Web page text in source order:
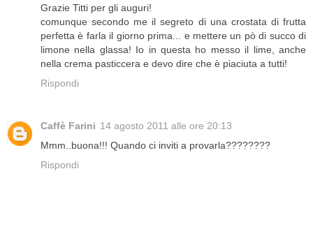
Grazie Titti per gli auguri!
comunque secondo me il segreto di una crostata di frutta
perfetta è farla il giorno prima... e mettere un pò di succo di
limone nella glassa! Io in questa ho messo il lime, anche
nella crema pasticcera e devo dire che è piaciuta a tutti!
Rispondi
Caffè Farini 14 agosto 2011 alle ore 20:13
Mmm..buona!!! Quando ci inviti a provarla????????
Rispondi